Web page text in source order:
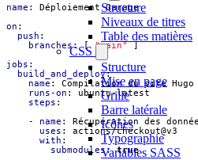
Structure
Niveaux de titres
Table des matières
CSS
Structure
Mise en page
Grille
Barre latérale
Icônes
Typographie
Variables SASS
name :
Déploiement Garage
on :
push :
branches: [ "main" ]
jobs :
build_and_deploy:
name :
Compilation du site
runs-on :
ubuntu-latest
steps :
- name :
Récupération des
uses :
actions/checkout@v3
with :
submodules: true